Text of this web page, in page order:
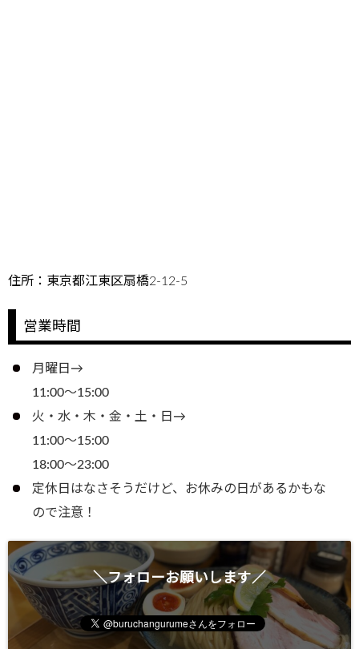
住所：東京都江東区扇橋2-12-5
営業時間
月曜日→
11:00～15:00
火・水・木・金・土・日→
11:00～15:00
18:00～23:00
定休日はなさそうだけど、お休みの日があるかもな
ので注意！
＼フォローお願いします／